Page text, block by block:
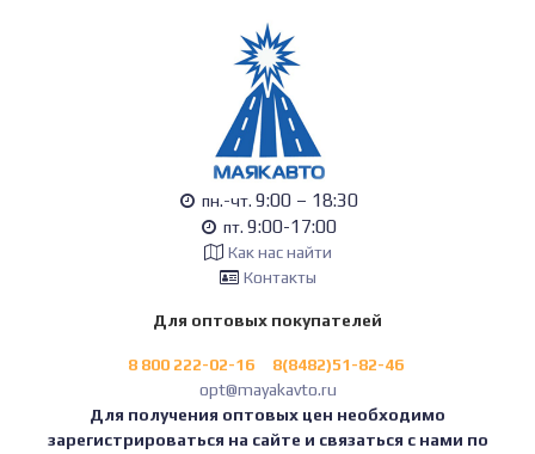
пн.-чт. 9:00 – 18:30
пт. 9:00-17:00
Как нас найти
Контакты
Для оптовых покупателей
8 800 222-02-16
8(8482)51-82-46
opt@mayakavto.ru
Для получения оптовых цен необходимо
зарегистрироваться на сайте и связаться с нами по